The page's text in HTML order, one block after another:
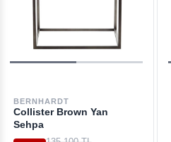
BERNHARDT
Collister Brown Yan
Sehpa